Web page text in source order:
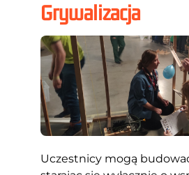
Grywalizacja
Uczestnicy mogą